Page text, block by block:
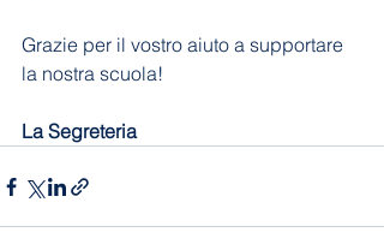
Grazie per il vostro aiuto a supportare
la nostra scuola!
La Segreteria